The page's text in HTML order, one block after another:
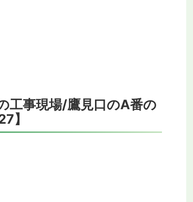
工事現場/鷹見口のA番の
】